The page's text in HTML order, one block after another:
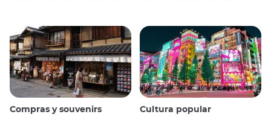
Compras y souvenirs Cultura popular